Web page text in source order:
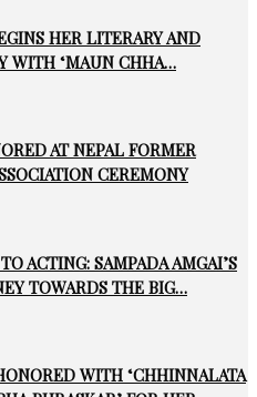
HER LITERARY AND
WITH ‘MAUN CHHA…
AT NEPAL FORMER
CEREMONY
ACTING: SAMPADA AMGAI’S
TOWARDS THE BIG…
WITH ‘CHHINNALATA